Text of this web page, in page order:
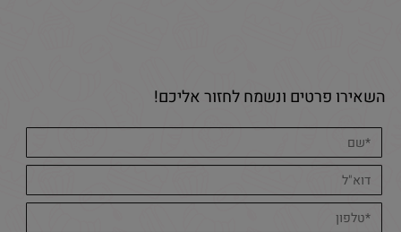
השאירו פרטים ונשמח לחזור אליכם!